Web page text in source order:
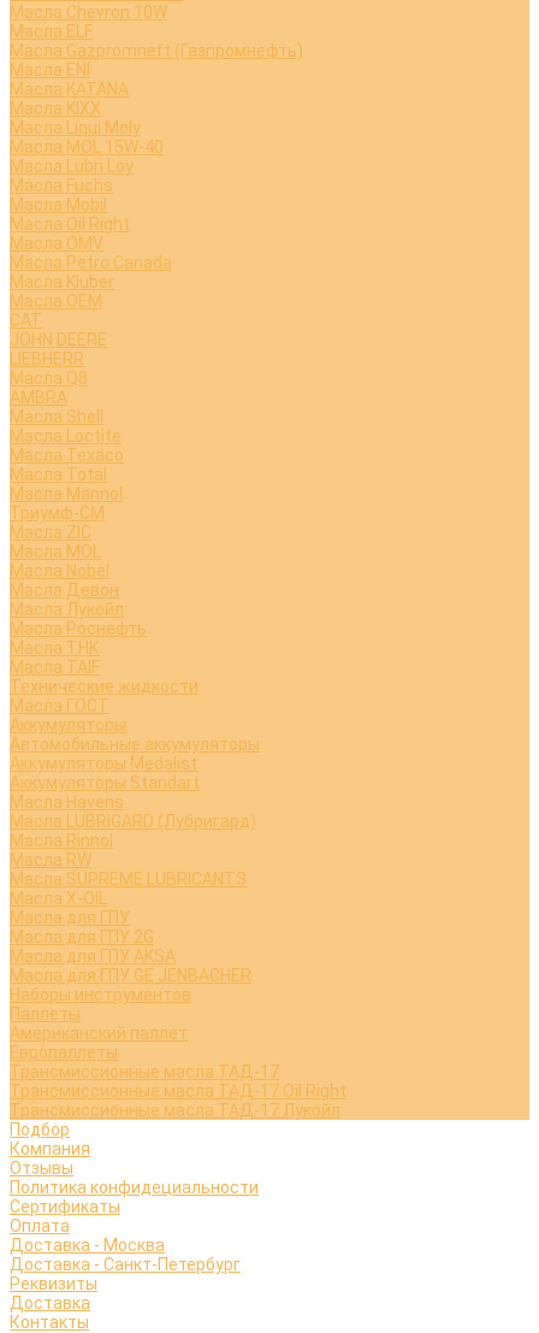
Масла Chevron 10W
Масла ELF
Масла Gazpromneft (Газпромнефть)
Масла ENI
Масла KATANA
Масла KIXX
Масла Liqui Moly
Масла MOL 15W-40
Масла Lubri Loy
Масла Fuchs
Масла Mobil
Масла Oil Right
Масла OMV
Масла Petro Canada
Масла Kluber
Масла OEM
CAT
JOHN DEERE
LIEBHERR
Масла Q8
AMBRA
Масла Shell
Масла Loctite
Масла Texaco
Масла Total
Масла Mannol
Триумф-СМ
Масла ZIC
Масла MOL
Масла Nobel
Масла Девон
Масла Лукойл
Масла Роснефть
Масла ТНК
Масла TAIF
Технические жидкости
Масла ГОСТ
Аккумуляторы
Автомобильные аккумуляторы
Аккумуляторы Medalist
Аккумуляторы Standart
Масла Havens
Масла LUBRIGARD (Лубригард)
Масла Rinnol
Масла RW
Масла SUPREME LUBRICANTS
Масла X-OIL
Масла для ГПУ
Масла для ГПУ 2G
Масла для ГПУ AKSA
Масла для ГПУ GE JENBACHER
Наборы инструментов
Паллеты
Американский паллет
Европаллеты
Трансмиссионные масла ТАД-17
Трансмиссионные масла ТАД-17 Oil Right
Трансмиссионные масла ТАД-17 Лукойл
Подбор
Компания
Отзывы
Политика конфидециальности
Сертификаты
Оплата
Доставка - Москва
Доставка - Санкт-Петербург
Реквизиты
Доставка
Контакты